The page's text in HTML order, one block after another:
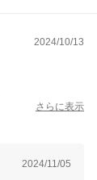
2024/10/13
さらに表示
2024/11/05